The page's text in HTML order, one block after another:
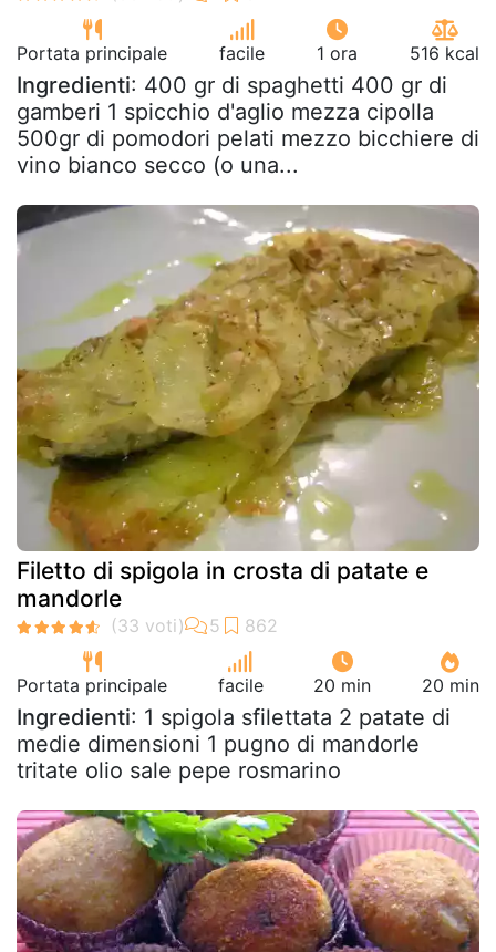
Portata principale facile 1 ora 516 kcal
Ingredienti: 400 gr di spaghetti 400 gr di
gamberi 1 spicchio d'aglio mezza cipolla
500gr di pomodori pelati mezzo bicchiere di
vino bianco secco (o una...
Filetto di spigola in crosta di patate e
mandorle
Portata principale facile 20 min 20 min
Ingredienti: 1 spigola sfilettata 2 patate di
medie dimensioni 1 pugno di mandorle
tritate olio sale pepe rosmarino